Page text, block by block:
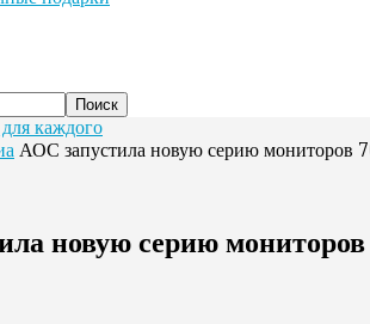
каждого
АОС запустила новую серию мониторов
новую серию